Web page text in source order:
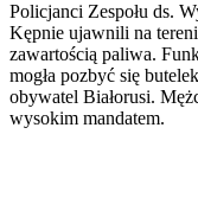
Policjanci Zespołu ds.
Kępnie ujawnili na
zawartością paliwa.
mogła pozbyć się
obywatel Białorusi.
wysokim mandatem.